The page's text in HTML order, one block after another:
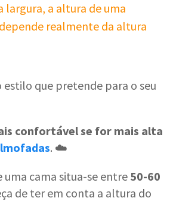
largura, a altura de uma
realmente da altura
estilo que pretende para o seu
confortável se for mais alta
. ☁️
uma cama situa-se entre 50-60
de ter em conta a altura do